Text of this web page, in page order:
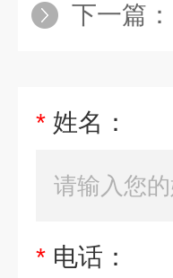
下一篇：
* 姓名：
* 电话：